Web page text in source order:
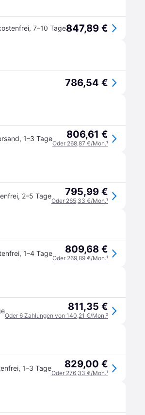
, 7–10 Tage847,89 €
786,54 €
, 1–3 Tage 806,61 €
Oder 268,87 €/Mon.¹
, 2–5 Tage 795,99 €
Oder 265,33 €/Mon.¹
, 1–4 Tage 809,68 €
Oder 269,89 €/Mon.¹
811,35 €
Oder 6 Zahlungen von 140,21 €/Mon.²
, 1–3 Tage 829,00 €
Oder 276,33 €/Mon.¹